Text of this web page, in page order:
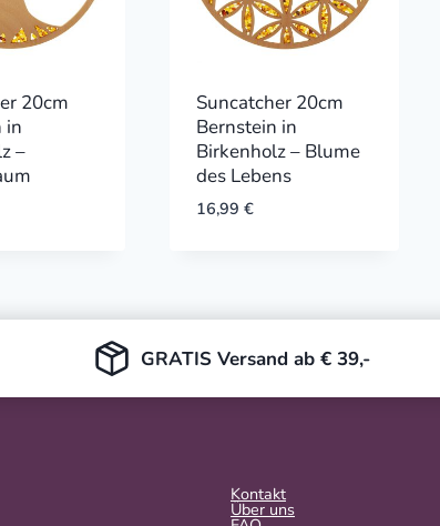
20cm
in
–
Suncatcher 20cm
Bernstein in
Birkenholz – Blume
des Lebens
16,99€
GRATIS Versand ab € 39,-
Kontakt
Über uns